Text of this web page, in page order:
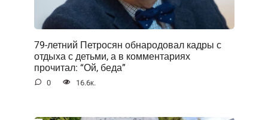
79-летний Петросян обнародовал кадры с
отдыха с детьми, а в комментариях
прочитал: “Ой, беда”
0 16.6к.